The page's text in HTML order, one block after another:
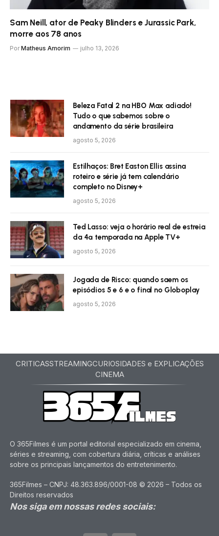
Sam Neill, ator de Peaky Blinders e Jurassic Park,
morre aos 78 anos
Por Matheus Amorim julho 13, 2026
Beleza Fatal 2 na HBO Max adiado!
Tudo o que sabemos sobre o
andamento da série brasileira
agosto 5, 2026
Estilhaços: Bret Easton Ellis assina
roteiro e série já tem calendário
completo no Disney+
agosto 5, 2026
Ted Lasso: veja o horário real de estreia
da 4ª temporada na Apple TV+
agosto 5, 2026
Jogada de Risco: quando saem os
episódios 5 e 6 e o final no Globoplay
agosto 5, 2026
CRITICASSTREAMINGCURIOSIDADES e EXPLICAÇÕES
CINEMA
O 365Filmes é um portal editorial especializado em cinema,
séries e streaming, com cobertura diária, críticas e análises
sobre os principais lançamentos do entretenimento.
365Filmes – CNPJ: 48.363.896/0001-08 © 2026 – Todos os
Direitos reservados
Nos siga em nossas redes sociais: